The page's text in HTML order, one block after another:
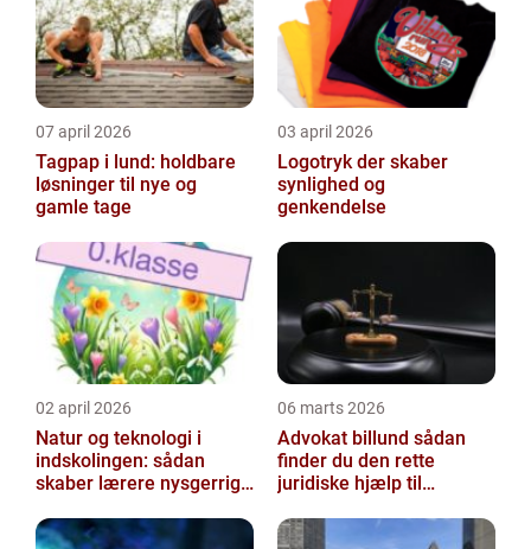
07 april 2026
Tagpap i lund: holdbare
løsninger til nye og
gamle tage
03 april 2026
Logotryk der skaber
synlighed og
genkendelse
02 april 2026
Natur og teknologi i
indskolingen: sådan
skaber lærere nysgerrige
06 marts 2026
Advokat billund sådan
finder du den rette
juridiske hjælp til